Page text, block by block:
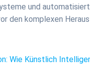
und
den komplexen
Wie Künstlich